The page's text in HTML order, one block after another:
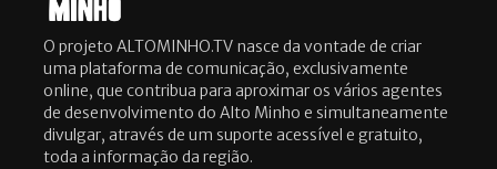
O projeto ALTOMINHO.TV nasce da vontade de criar
uma plataforma de comunicação, exclusivamente
online, que contribua para aproximar os vários agentes
de desenvolvimento do Alto Minho e simultaneamente
divulgar, através de um suporte acessível e gratuito,
toda a informação da região.